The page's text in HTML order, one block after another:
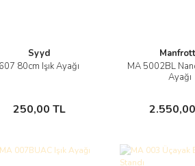
Syyd
80cm Işık Ayağı
250,00 TL
Görüntüle
Stokta Yok
MA 5002BL
Ayağı
Stokta